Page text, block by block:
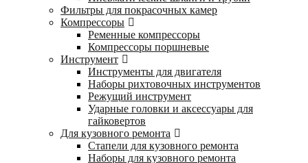
Фильтры для покрасочных камер
Компрессоры
Ременные компрессоры
Компрессоры поршневые
Инструмент
Инструменты для двигателя
Наборы рихтовочных инструментов
Режущий инструмент
Ударные головки и аксессуары для
гайковертов
Для кузовного ремонта
Стапели для кузовного ремонта
Наборы для кузовного ремонта